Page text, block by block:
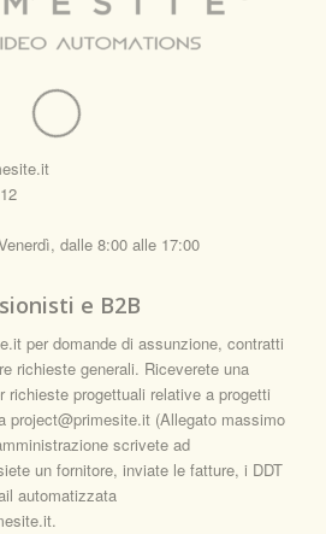
dalle 8:00 alle 17:00
e B2B
per domande di assunzione, contratti
richieste generali. Riceverete una
richieste progettuali relative a progetti
project@primesite.it (Allegato massimo
scrivete ad
un fornitore, inviate le fatture, i DDT
automatizzata